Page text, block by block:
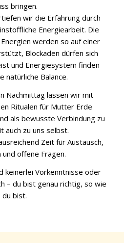
bringen.
wir die Erfahrung durch
Energiearbeit. Die
werden so auf einer
Blockaden dürfen sich
und Energiesystem finden
natürliche Balance.
Nachmittag lassen wir mit
Ritualen für Mutter Erde
als bewusste Verbindung zu
auch zu uns selbst.
Zeit für Austausch,
offene Fragen.
keinerlei Vorkenntnisse oder
– du bist genau richtig, so wie
du bist.